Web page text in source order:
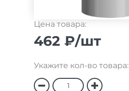
Цена товара:
462 ₽/шт
Укажите кол-во товара: